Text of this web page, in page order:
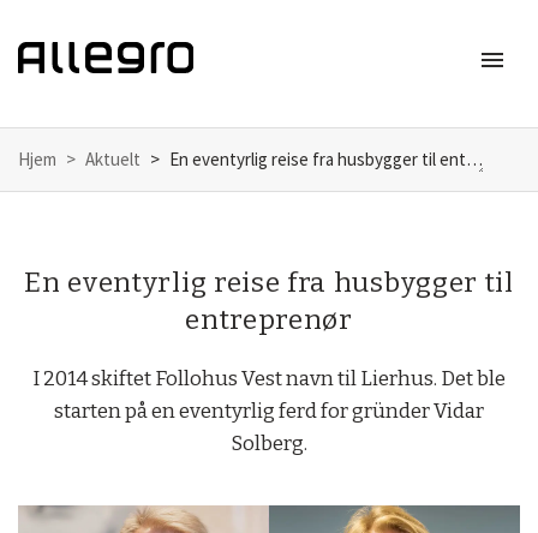
menu
Hjem Aktuelt En eventyrlig reise fra husbygger til entreprenør
En eventyrlig reise fra husbygger til
entreprenør
I 2014 skiftet Follohus Vest navn til Lierhus. Det ble
starten på en eventyrlig ferd for gründer Vidar
Solberg.